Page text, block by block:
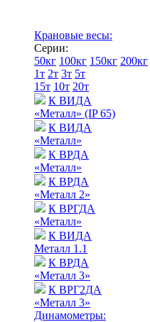
Крановые весы:
Серии:
50кг 100кг 150кг 200кг
1т 2т 3т 5т
15т 10т 20т
К ВИДА
«Металл» (IP 65)
К ВИДА
«Металл»
К ВРДА
«Металл»
К ВРДА
«Металл 2»
К ВРГДА
«Металл»
К ВИДА
Металл 1.1
К ВРДА
«Металл 3»
К ВРГ2ДА
«Металл 3»
Динамометры: